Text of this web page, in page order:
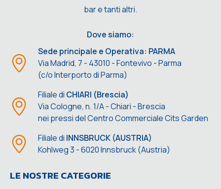
bar e tanti altri.
Dove siamo:
Sede principale e Operativa: PARMA
Via Madrid, 7 - 43010 - Fontevivo - Parma
(c/o Interporto di Parma)
Filiale di CHIARI (Brescia)
Via Cologne, n. 1/A - Chiari - Brescia
nei pressi del Centro Commerciale Cits Garden
Filiale di INNSBRUCK (AUSTRIA)
Kohlweg 3 - 6020 Innsbruck (Austria)
LE NOSTRE CATEGORIE